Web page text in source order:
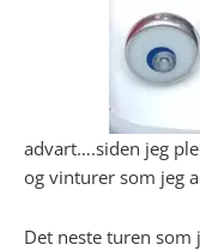
advart….siden jeg
og vinturer som jeg
Det neste turen som